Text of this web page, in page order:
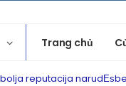
Trang chủ
reputacija